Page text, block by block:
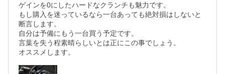
ゲインを0にしたハードなクランチも魅力です。
もし購入を迷っているなら一台あっても絶対損はしないと
断言します。
自分は予備にもう一台買う予定です。
言葉を失う程素晴らしいとは正にこの事でしょう。
オススメします。